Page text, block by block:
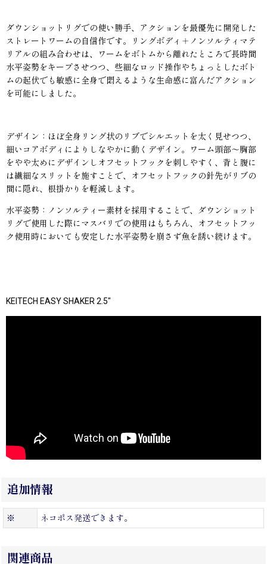
ダウンショットリグでの使い勝手、アクションを最優先に開発した
ストレートワームの自信作です。リングボディ＋ノンソルティマテ
リアルの組み合わせは、ワームをボトムから離れたところで長時間
水平姿勢をキープさせつつ、些細なロッド操作やちょっとしたボト
ムの起伏でも敏感に全身で悶えるような生命感に富んだアクション
を可能にしました。
デザイン：ほぼ全身リング状のリブでシルエットを太く見せつつ、
細いコアボディによりしなやかに動くデザイン。ワーム頭部〜胸部
をやや太めにデザインしオフセットフックを刺しやすく、背と腹に
は繊細なスリットを施すことで、オフセットフックの針先がリブの
間に隠れ、根掛かりを軽減します。
水平姿勢：ノンソルティー素材を採用することで、ダウンショット
リグで使用した際にマスバリでの使用はもちろん、オフセットフッ
ク使用時においても安定した水平姿勢を崩さず魚を誘い続けます。
KEITECH EASY SHAKER 2.5"
追加情報
※ ネコポス発送できます。
関連商品